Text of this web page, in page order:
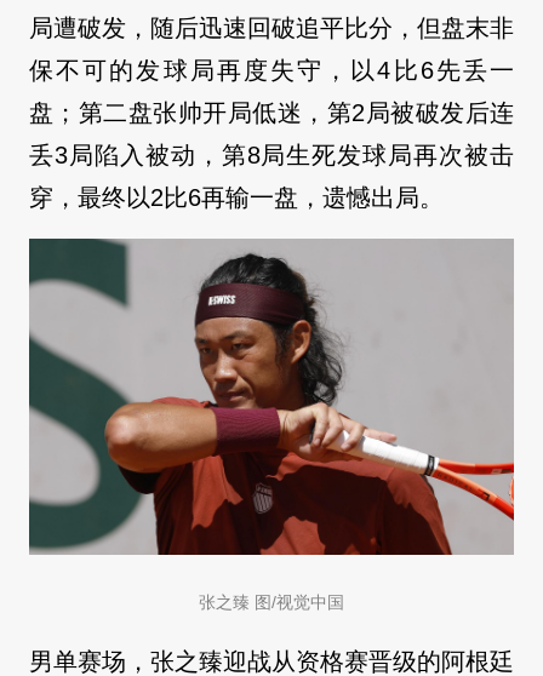
局遭破发，随后迅速回破追平比分，但盘末非
保不可的发球局再度失守，以4比6先丢一
盘；第二盘张帅开局低迷，第2局被破发后连
丢3局陷入被动，第8局生死发球局再次被击
穿，最终以2比6再输一盘，遗憾出局。
张之臻 图/视觉中国
男单赛场，张之臻迎战从资格赛晋级的阿根廷